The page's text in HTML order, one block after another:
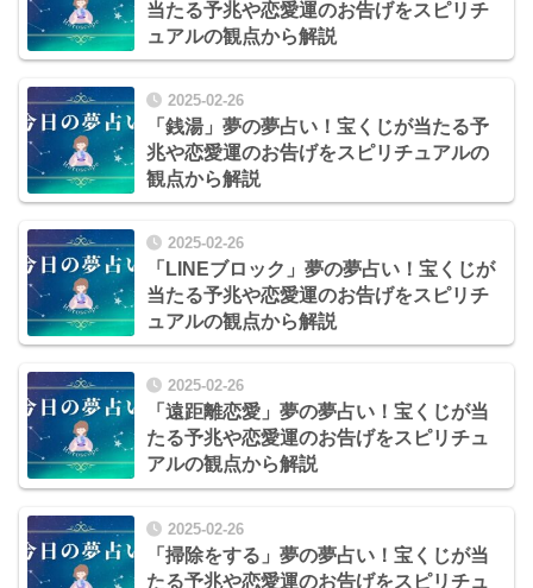
当たる予兆や恋愛運のお告げをスピリチ
ュアルの観点から解説
2025-02-26
「銭湯」夢の夢占い！宝くじが当たる予
兆や恋愛運のお告げをスピリチュアルの
観点から解説
2025-02-26
「LINEブロック」夢の夢占い！宝くじが
当たる予兆や恋愛運のお告げをスピリチ
ュアルの観点から解説
2025-02-26
「遠距離恋愛」夢の夢占い！宝くじが当
たる予兆や恋愛運のお告げをスピリチュ
アルの観点から解説
2025-02-26
「掃除をする」夢の夢占い！宝くじが当
たる予兆や恋愛運のお告げをスピリチュ